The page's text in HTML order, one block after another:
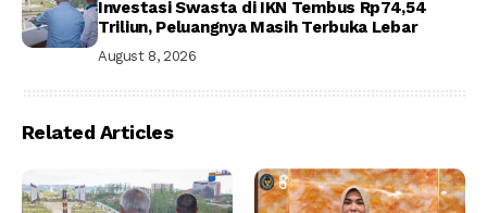
Investasi Swasta di IKN Tembus Rp74,54
Triliun, Peluangnya Masih Terbuka Lebar
August 8, 2026
Related Articles